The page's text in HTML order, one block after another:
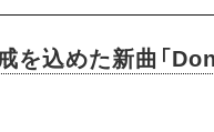
込めた新曲「